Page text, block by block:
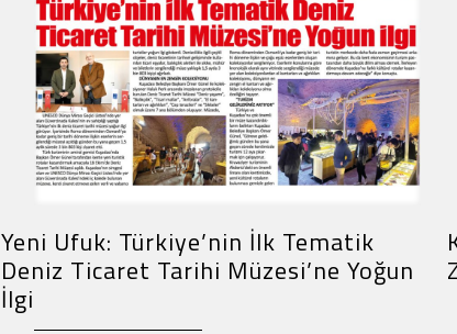
Yeni Ufuk: Türkiye’nin İlk Tematik
Deniz Ticaret Tarihi Müzesi’ne Yoğun
İlgi